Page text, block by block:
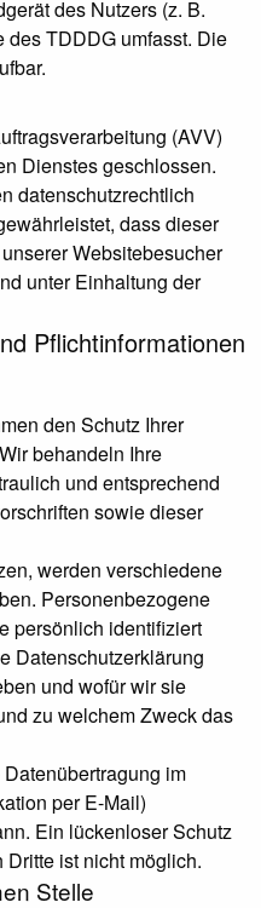
des Nutzers (z. B.
TDDDG umfasst. Die
(AVV)
Dienstes geschlossen.
datenschutzrechtlich
dass dieser
Websitebesucher
unter Einhaltung der
Pflicht­informationen
den Schutz Ihrer
behandeln Ihre
und entsprechend
sowie dieser
werden verschiedene
Personenbezogene
persönlich identifiziert
Datenschutzerklärung
und wofür wir sie
zu welchem Zweck das
im
per E-Mail)
Ein lückenloser Schutz
ist nicht möglich.
Stelle